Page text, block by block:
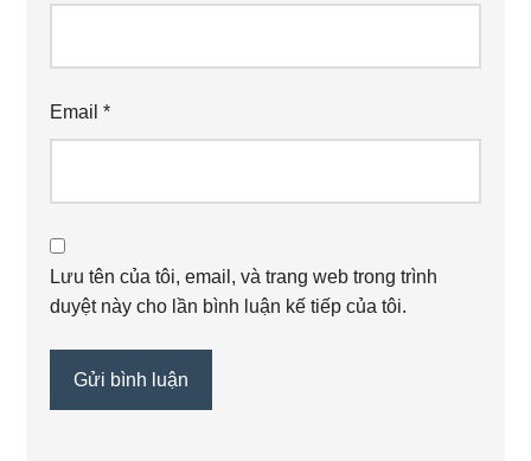
Email*
Lưu tên của tôi, email, và trang web trong trình
duyệt này cho lần bình luận kế tiếp của tôi.